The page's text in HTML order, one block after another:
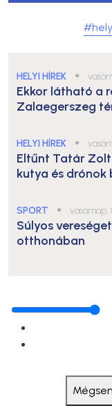
HELYI HÍREK ●
Ekkor látható a
Zalaegerszeg
HELYI HÍREK ●
Eltűnt Tatár
kutya és drónok
SPORT ● vasárnap,
Súlyos
otthonában